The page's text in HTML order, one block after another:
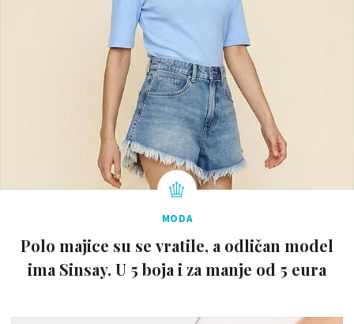
MODA
Polo majice su se vratile, a odličan model
ima Sinsay. U 5 boja i za manje od 5 eura